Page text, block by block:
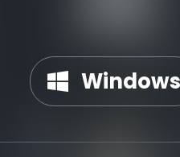
Windows